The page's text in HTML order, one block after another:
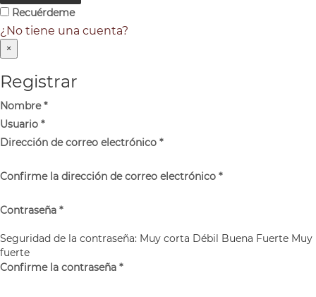
Recuérdeme
¿No tiene una cuenta?
×
Registrar
Nombre*
Usuario *
Dirección de correo electrónico *
Confirme la dirección de correo electrónico *
Contraseña *
Seguridad de la contraseña: Muy corta Débil Buena Fuerte Muy
fuerte
Confirme la contraseña *